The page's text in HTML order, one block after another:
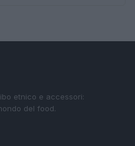
etnico e accessori:
del food.